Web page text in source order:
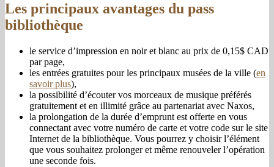
Les principaux avantages du pass
bibliothèque
le service d’impression en noir et blanc au prix de 0,15$ CAD
par page,
les entrées gratuites pour les principaux musées de la ville (en
savoir plus),
la possibilité d’écouter vos morceaux de musique préférés
gratuitement et en illimité grâce au partenariat avec Naxos,
la prolongation de la durée d’emprunt est offerte en vous
connectant avec votre numéro de carte et votre code sur le site
Internet de la bibliothèque. Vous pourrez y choisir l’élément
que vous souhaitez prolonger et même renouveler l’opération
une seconde fois.